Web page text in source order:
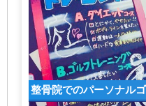
整骨院でのパーソナル